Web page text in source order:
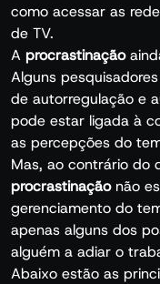
como acessar as
de TV.
A procrastinação
Alguns
de autorregulação e
pode estar ligada à
as percepções do
Mas, ao contrário do
procrastinaçãonão
gerenciamento do
apenas alguns dos
alguém a adiar o
Abaixo estão as